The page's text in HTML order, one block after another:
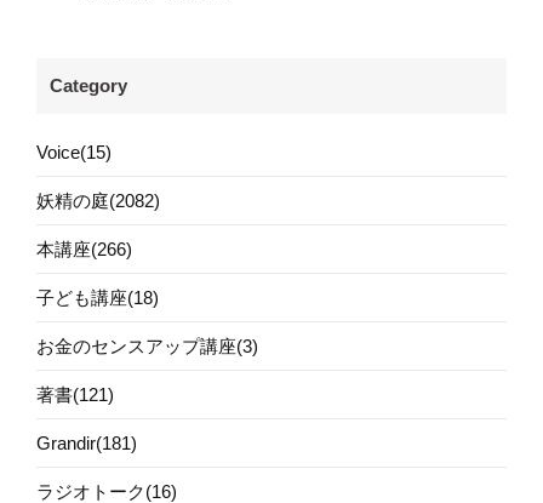
Category
Voice(15)
妖精の庭(2082)
本講座(266)
子ども講座(18)
お金のセンスアップ講座(3)
著書(121)
Grandir(181)
ラジオトーク(16)